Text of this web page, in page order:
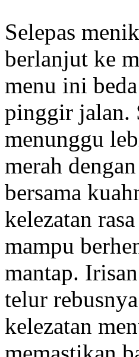
Selepas
berlanjut ke
menu ini
pinggir jalan.
menunggu
merah
bersama
kelezatan
mampu
mantap.
telur
kelezatan